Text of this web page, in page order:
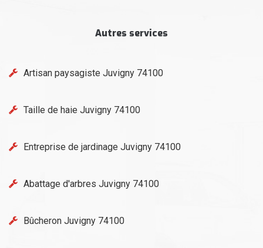
Autres services
Artisan paysagiste Juvigny 74100
Taille de haie Juvigny 74100
Entreprise de jardinage Juvigny 74100
Abattage d'arbres Juvigny 74100
Bûcheron Juvigny 74100